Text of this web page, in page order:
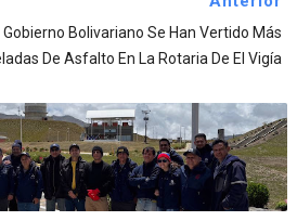
Gobierno Bolivariano Se Han Vertido Más
De Asfalto En La Rotaria De El Vigía